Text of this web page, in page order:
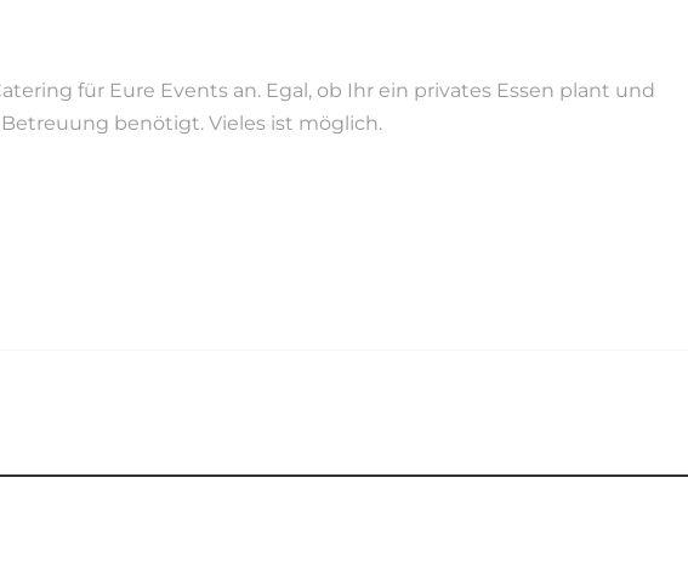
für Eure Events an. Egal, ob Ihr ein privates Essen plant und
benötigt. Vieles ist möglich.